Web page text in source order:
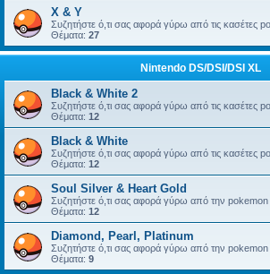
X & Y
Συζητήστε ό,τι σας αφορά γύρω από τις κασέτες
Θέματα: 27
Nintendo DS/DSI/DSI XL
Black & White 2
Συζητήστε ό,τι σας αφορά γύρω από τις κασέτες
Θέματα: 12
Black & White
Συζητήστε ό,τι σας αφορά γύρω από τις κασέτες
Θέματα: 12
Soul Silver & Heart Gold
Συζητήστε ό,τι σας αφορά γύρω από την
Θέματα: 12
Diamond, Pearl, Platinum
Συζητήστε ό,τι σας αφορά γύρω από την
Θέματα: 9